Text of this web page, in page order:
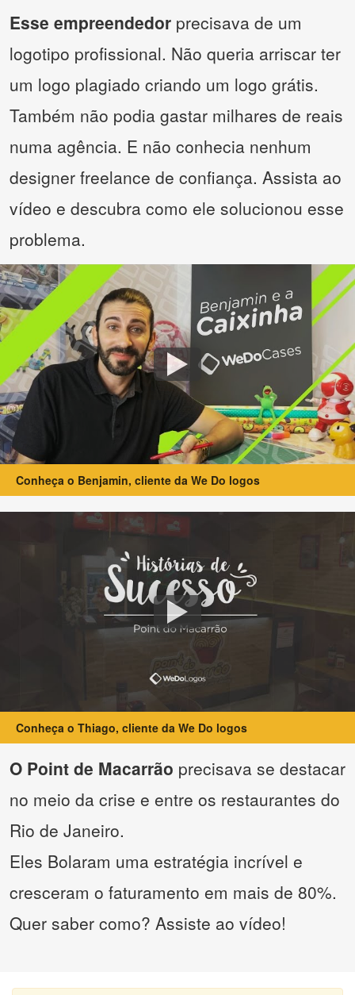
Esse empreendedor precisava de um
logotipo profissional. Não queria arriscar ter
um logo plagiado criando um logo grátis.
Também não podia gastar milhares de reais
numa agência. E não conhecia nenhum
designer freelance de confiança. Assista ao
vídeo e descubra como ele solucionou esse
problema.
Conheça o Benjamin, cliente da We Do logos
Conheça o Thiago, cliente da We Do logos
O Point de Macarrão precisava se destacar
no meio da crise e entre os restaurantes do
Rio de Janeiro.
Eles Bolaram uma estratégia incrível e
cresceram o faturamento em mais de 80%.
Quer saber como? Assiste ao vídeo!